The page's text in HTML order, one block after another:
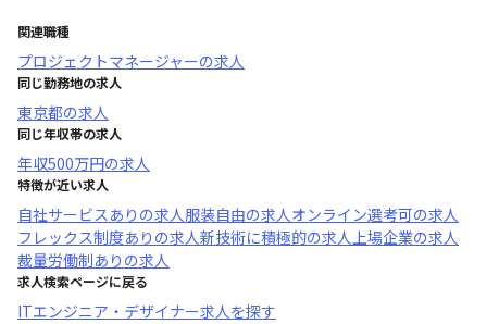
関連職種
プロジェクトマネージャーの求人
同じ勤務地の求人
東京都の求人
同じ年収帯の求人
年収500万円の求人
特徴が近い求人
自社サービスあり の求人服装自由の求人オンライン選考可の求人
フレックス制度あり の求人新技術に積極的の求人上場企業の求人
裁量労働制あり の求人
求人検索ページに戻る
ITエンジニア・デザイナー求人を探す